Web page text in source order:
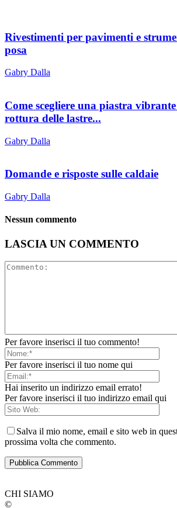
Rivestimenti per pavimenti e
posa
Gabry Dalla
Come scegliere una piastra
rottura delle lastre...
Gabry Dalla
Domande e risposte sulle caldaie
Gabry Dalla
Nessun commento
LASCIA UN COMMENTO
Per favore inserisci il tuo commento!
Per favore inserisci il tuo nome qui
Hai inserito un indirizzo email errato!
Per favore inserisci il tuo indirizzo email qui
Salva il mio nome, email e sito web in
prossima volta che commento.
CHI SIAMO
©